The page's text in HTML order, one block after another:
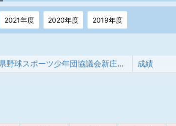
2021年度 2020年度 2019年度
2026年山形県野球スポーツ少年団協議会新庄最上支部新人交流大会 成績